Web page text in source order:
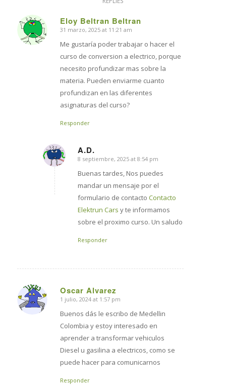
Eloy Beltran Beltran
says:
31 marzo, 2025 at 11:21 am
Me gustaría poder trabajar o hacer el
curso de conversion a electrico, porque
necesito profundizar mas sobre la
materia. Pueden enviarme cuanto
profundizan en las diferentes
asignaturas del curso?
Responder
A.D.
says:
8 septiembre, 2025 at 8:54 pm
Buenas tardes, Nos puedes
mandar un mensaje por el
formulario de contacto Contacto
Elektrun Cars y te informamos
sobre el proximo curso. Un saludo
Responder
Oscar Alvarez
says:
1 julio, 2024 at 1:57 pm
Buenos dás le escribo de Medellin
Colombia y estoy interesado en
aprender a transformar vehiculos
Diesel u gasilina a electricos, como se
puede hacer para comunicarnos
Responder